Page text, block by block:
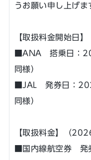
うお願い申し上げま
【取扱料金開始日】
■ANA 搭乗日：
同様）
■JAL 発券日：
同様）
【取扱料金】（
■国内線航空券 発